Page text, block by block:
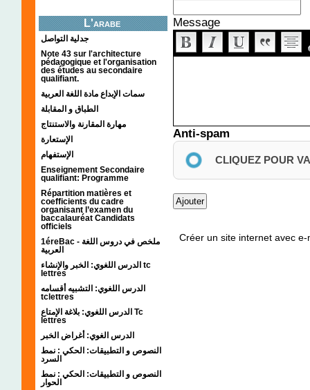
L'arabe
جدلية التواصل
Note 43 sur l'architecture
pédagogique et l'organisation
des études au secondaire
qualifiant.
سمات الإبداع مادة اللغة العربية
الطباق و المقابلة
مهارة المقارنة والاستنتاج
الإستعارة
الإستفهام
Enseignement Secondaire
qualifiant: Programme
Répartition matières et
coefficients du cadre
organisant l’examen du
baccalauréat Candidats
officiels
1éreBac - ملخص في دروس اللغة
العربية
الدرس اللغوي: الخبر والإنشاء tc
lettres
الدرس اللغوي: التشبيه أقسامه
tclettres
الدرس اللغوي: بلاغة الإمتاع Tc
lettres
الدرس الغوي: أغراض الخبر
النصوص و التطبيقات: الحكي : نمط
السرد
النصوص و التطبيقات: الحكي : نمط
الحوار
Message
Anti-spam
CLIQUEZ POUR
Créer un site internet avec e-